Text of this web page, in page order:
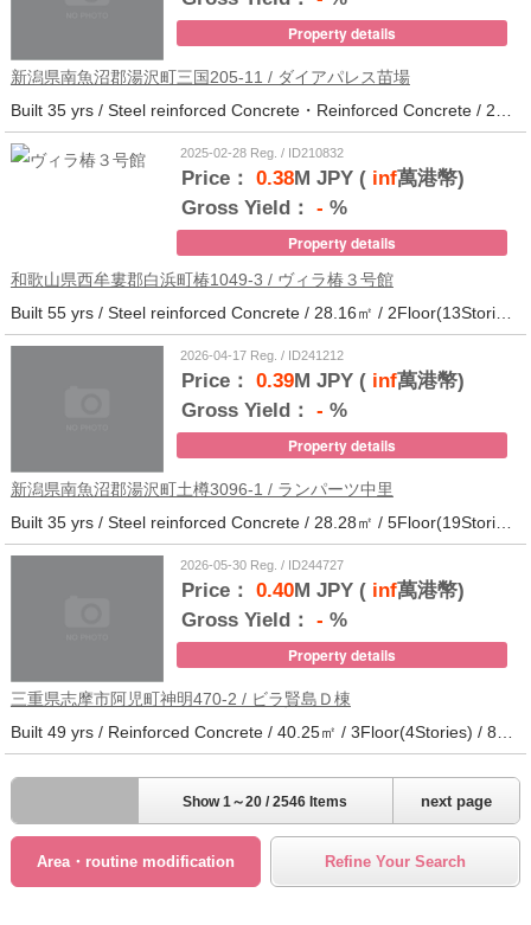
Property details
新潟県南魚沼郡湯沢町三国205-11 / ダイアパレス苗場
2025-02-28 Reg. / ID210832
Price： 0.38M JPY (inf萬港幣)
Gross Yield： - %
Property details
和歌山県西牟婁郡白浜町椿1049-3 / ヴィラ椿３号館
Built 55 yrs / Steel reinforced Concrete / 28.16㎡ / 2Floor(13Stories) / 73Units / Distance from the station.20
2026-04-17 Reg. / ID241212
Price： 0.39M JPY (inf萬港幣)
Gross Yield： - %
Property details
新潟県南魚沼郡湯沢町土樽3096-1 / ランパーツ中里
Built 35 yrs / Steel reinforced Concrete / 28.28㎡ / 5Floor(19Stories) / 309Units / Distance from the station.33
2026-05-30 Reg. / ID244727
Price： 0.40M JPY (inf萬港幣)
Gross Yield： - %
Property details
三重県志摩市阿児町神明470-2 / ビラ賢島Ｄ棟
next page
Show 1～20 / 2546 Items
Area・routine modification Refine Your Search